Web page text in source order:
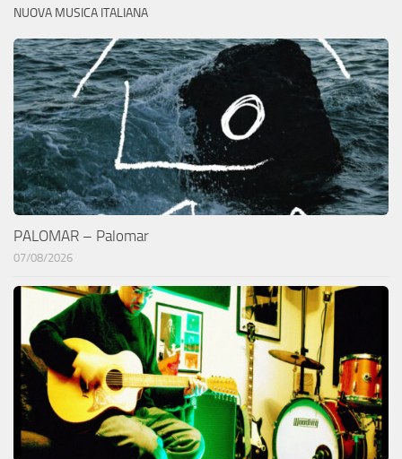
NUOVA MUSICA ITALIANA
PALOMAR – Palomar
07/08/2026